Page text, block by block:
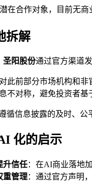
潜在合作对象，目前无商
拆解
圣阳股份通过官方渠道
此前部分市场机构和
不对称，避免投资者基
循信息披露的及时、
化的启示
升信任：在AI商业落地
重管理：通过官方声明，